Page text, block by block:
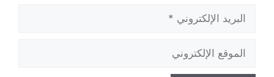
الإلكتروني
الإلكتروني